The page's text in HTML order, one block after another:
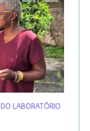
DO LABORATÓRIO